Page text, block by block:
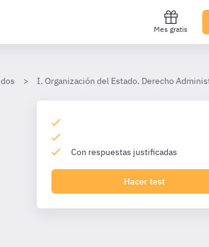
Mes gratis
I. Organización del Estado. Derecho
Con respuestas justificadas
Hacer test